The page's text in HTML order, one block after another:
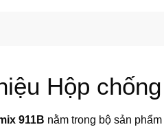
Hộp
911B nằm trong bộ sản phẩm